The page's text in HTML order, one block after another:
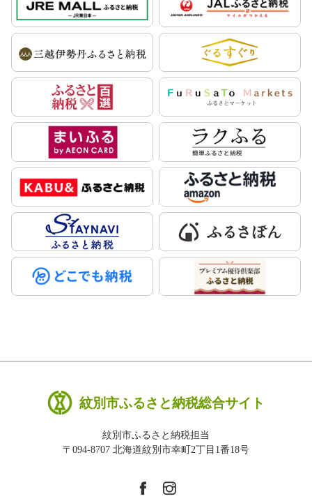
紋別市ふるさと納税総合サイト
紋別市ふるさと納税担当
〒094-8707 北海道紋別市幸町2丁目1番18号